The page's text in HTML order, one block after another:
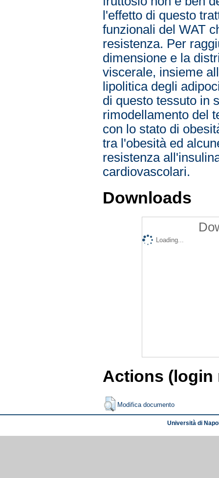
l'effetto di questo
funzionali del WAT
resistenza. Per
dimensione e la
viscerale, insieme
lipolitica degli
di questo tessuto in
rimodellamento del
con lo stato di
tra l'obesità ed
resistenza
cardiovascolari.
Downloads
Loading...
Actions (login
Modifica documento
Università di